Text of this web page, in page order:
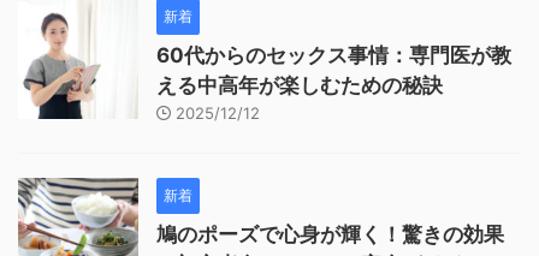
新着
60代からのセックス事情：専門医が教
える中高年が楽しむための秘訣
2025/12/12
新着
鳩のポーズで心身が輝く！驚きの効果